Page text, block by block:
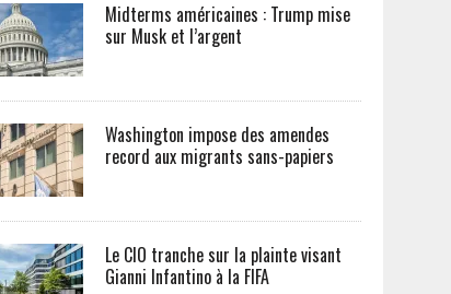
Midterms américaines : Trump mise
sur Musk et l’argent
Washington impose des amendes
record aux migrants sans-papiers
Le CIO tranche sur la plainte visant
Gianni Infantino à la FIFA